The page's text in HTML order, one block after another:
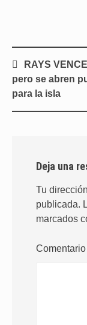
Navegación
de
entradas
RAYS
pero se abren
para la isla
Deja una
Tu
publicada.
marcados
Comentario